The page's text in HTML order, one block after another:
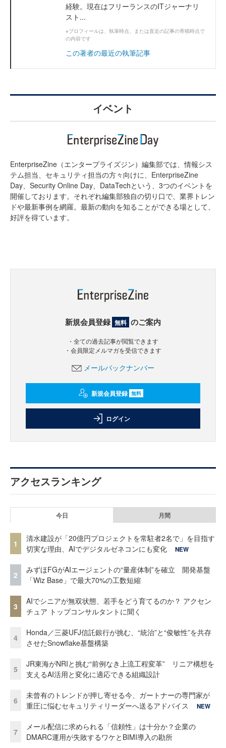
経験。現在はフリーランスのITジャーナリ
スト...
※プロフィールは、執筆時点、または直近の記事の寄稿時点で
の内容です
この著者の最近の執筆記事
イベント
EnterpriseZine（エンタープライズジン）編集部では、情報シス
テム担当、セキュリティ担当の方々向けに、EnterpriseZine
Day、Security Online Day、DataTechという、3つのイベントを
開催しております。それぞれ編集部独自の切り口で、業界トレン
ドや最新事例を網羅。最新の動向を知ることができる場として、
好評を得ています。
新規会員登録 無料 のご案内
・全ての過去記事が閲覧できます
・会員限定メルマガを受信できます
メールバックナンバー
新規会員登録 無料
ログイン
アクセスランキング
今日 月間
1
清水建設が「20億円プロジェクトを常駐者2名で」を目指す
切実な理由、AIでデジタルゼネコンにも変化
NEW
2
みずほFGがAIエージェントの“量産体制”を確立 開発基盤
「Wiz Base」で最大70%の工数短縮
3
AIでシニアが無双状態、若手をどう育てるのか？ アクセン
チュア トップコンサルタントに聞く
4
Honda／三菱UFJ信託銀行が挑む、“統治”と“俊敏性”を共存
させたSnowflake基盤構築
5
JR東海がNRIと挑む“前例なき上流工程変革” リニア構想を
支えるAI活用と変化に適応できる組織設計
6
未曾有のトレンドが押し寄せる今、ガートナーの専門家が
重圧に悩むセキュリティリーダーへ送るアドバイス
NEW
7
メール配信に求められる「信頼性」は十分か？企業の
DMARC運用が失敗するワケとBIMI導入の勘所